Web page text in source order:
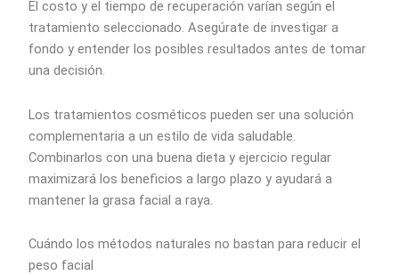
El costo y el tiempo de recuperación varían según el
tratamiento seleccionado. Asegúrate de investigar a
fondo y entender los posibles resultados antes de tomar
una decisión.
Los tratamientos cosméticos pueden ser una solución
complementaria a un estilo de vida saludable.
Combinarlos con una buena dieta y ejercicio regular
maximizará los beneficios a largo plazo y ayudará a
mantener la grasa facial a raya.
Cuándo los métodos naturales no bastan para reducir el
peso facial